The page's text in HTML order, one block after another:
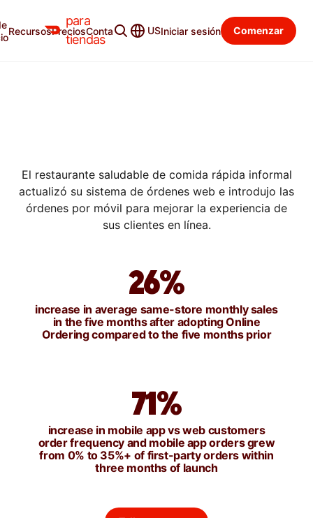
para
tiendas
RecursosPreciosContacto USIniciar sesión Comenzar
SUCCESS STORIES
El restaurante saludable de comida rápida informal
actualizó su sistema de órdenes web e introdujo las
órdenes por móvil para mejorar la experiencia de
sus clientes en línea.
26%
increase in average same-store monthly sales
in the five months after adopting Online
Ordering compared to the five months prior
71%
increase in mobile app vs web customers
order frequency and mobile app orders grew
from 0% to 35%+ of first-party orders within
three months of launch